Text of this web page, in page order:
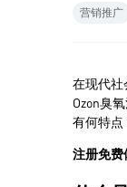
营销推广